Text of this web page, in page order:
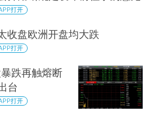
打开
收盘欧洲开盘均大跌
打开
跌再触熔断
台
打开